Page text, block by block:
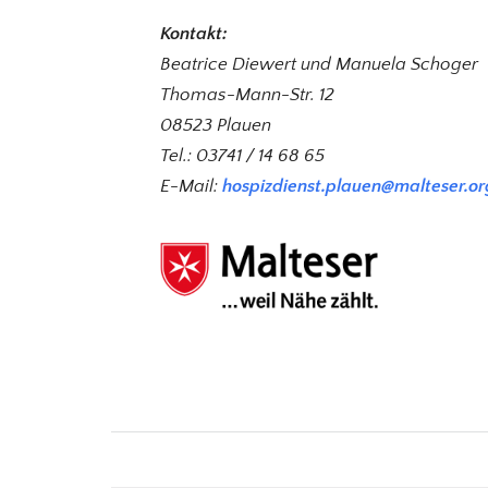
Kontakt:
Beatrice Diewert und Manuela Schoger
Thomas-Mann-Str. 12
08523 Plauen
Tel.: 03741 / 14 68 65
E-Mail: